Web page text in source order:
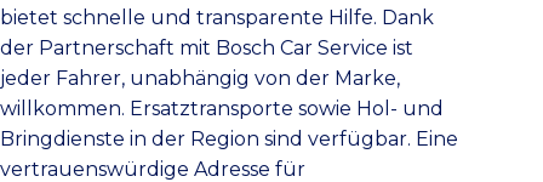
bietet schnelle und transparente Hilfe. Dank
der Partnerschaft mit Bosch Car Service ist
jeder Fahrer, unabhängig von der Marke,
willkommen. Ersatztransporte sowie Hol- und
Bringdienste in der Region sind verfügbar. Eine
vertrauenswürdige Adresse für